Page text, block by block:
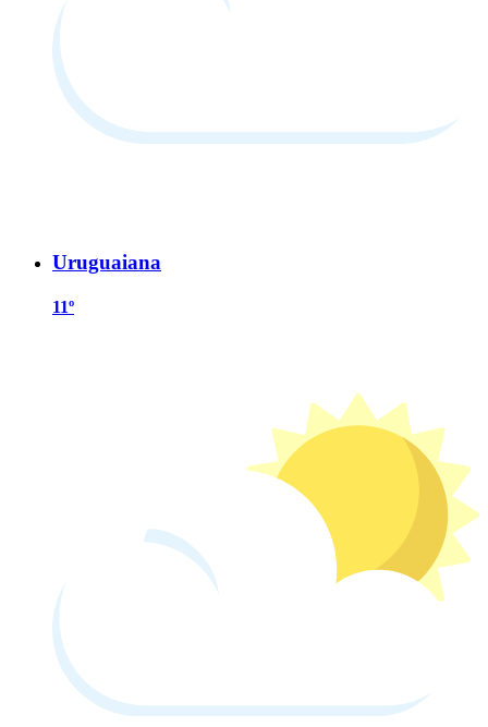
Uruguaiana
11º